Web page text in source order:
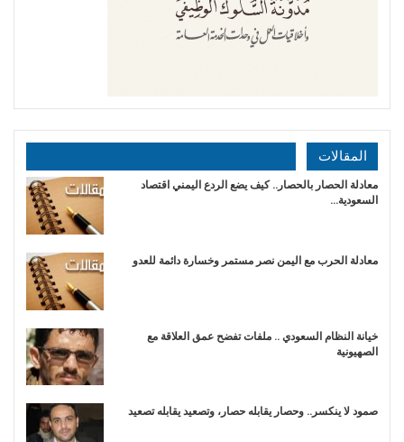
المقالات
معادلة الحصار بالحصار.. كيف يضع الردع اليمني اقتصاد
السعودية…
​معادلة الحرب مع اليمن نصر مستمر وخسارة دائمة للعدو
خيانة النظام السعودي .. ملفات تفضح عمق العلاقة مع
الصهيونية
صمود لا ينكسر.. وحصار يقابله حصار، وتصعيد يقابله تصعيد